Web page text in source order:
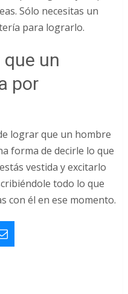
Sólo necesitas un
para lograrlo.
que un
por
lograr que un hombre
forma de decirle lo que
vestida y excitarlo
todo lo que
con él en ese momento.